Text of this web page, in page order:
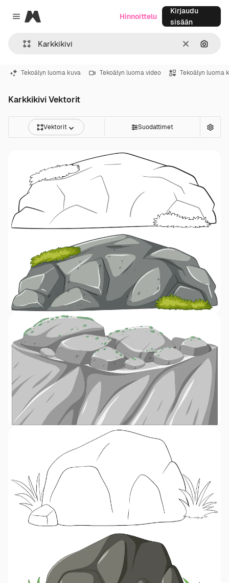
Close menu
Magnific
SelkeäHae
Hinnoittelu
Kirjaudu
sisään
Tekoälyn luoma kuva Tekoälyn luoma video Tekoälyn luoma
Karkkikivi Vektorit
Vektorit Suodattimet